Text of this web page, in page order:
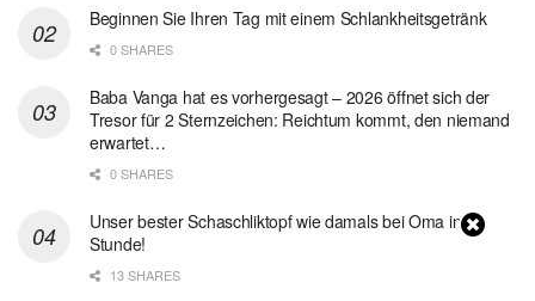
Beginnen Sie Ihren Tag mit einem Schlankheitsgetränk
0 SHARES
Baba Vanga hat es vorhergesagt – 2026 öffnet sich der
Tresor für 2 Sternzeichen: Reichtum kommt, den niemand
erwartet…
0 SHARES
Unser bester Schaschliktopf wie damals bei Oma in 1
Stunde!
13 SHARES